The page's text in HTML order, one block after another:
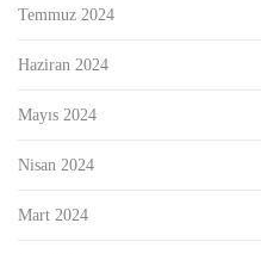
Temmuz 2024
Haziran 2024
Mayıs 2024
Nisan 2024
Mart 2024